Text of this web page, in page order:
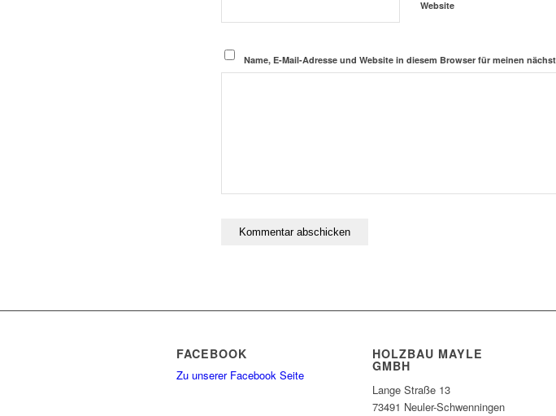
Website
Name, E-Mail-Adresse und Website in diesem Browser für meinen
FACEBOOK
Zu unserer Facebook Seite
HOLZBAU MAYLE
GMBH
Lange Straße 13
73491 Neuler-Schwenningen